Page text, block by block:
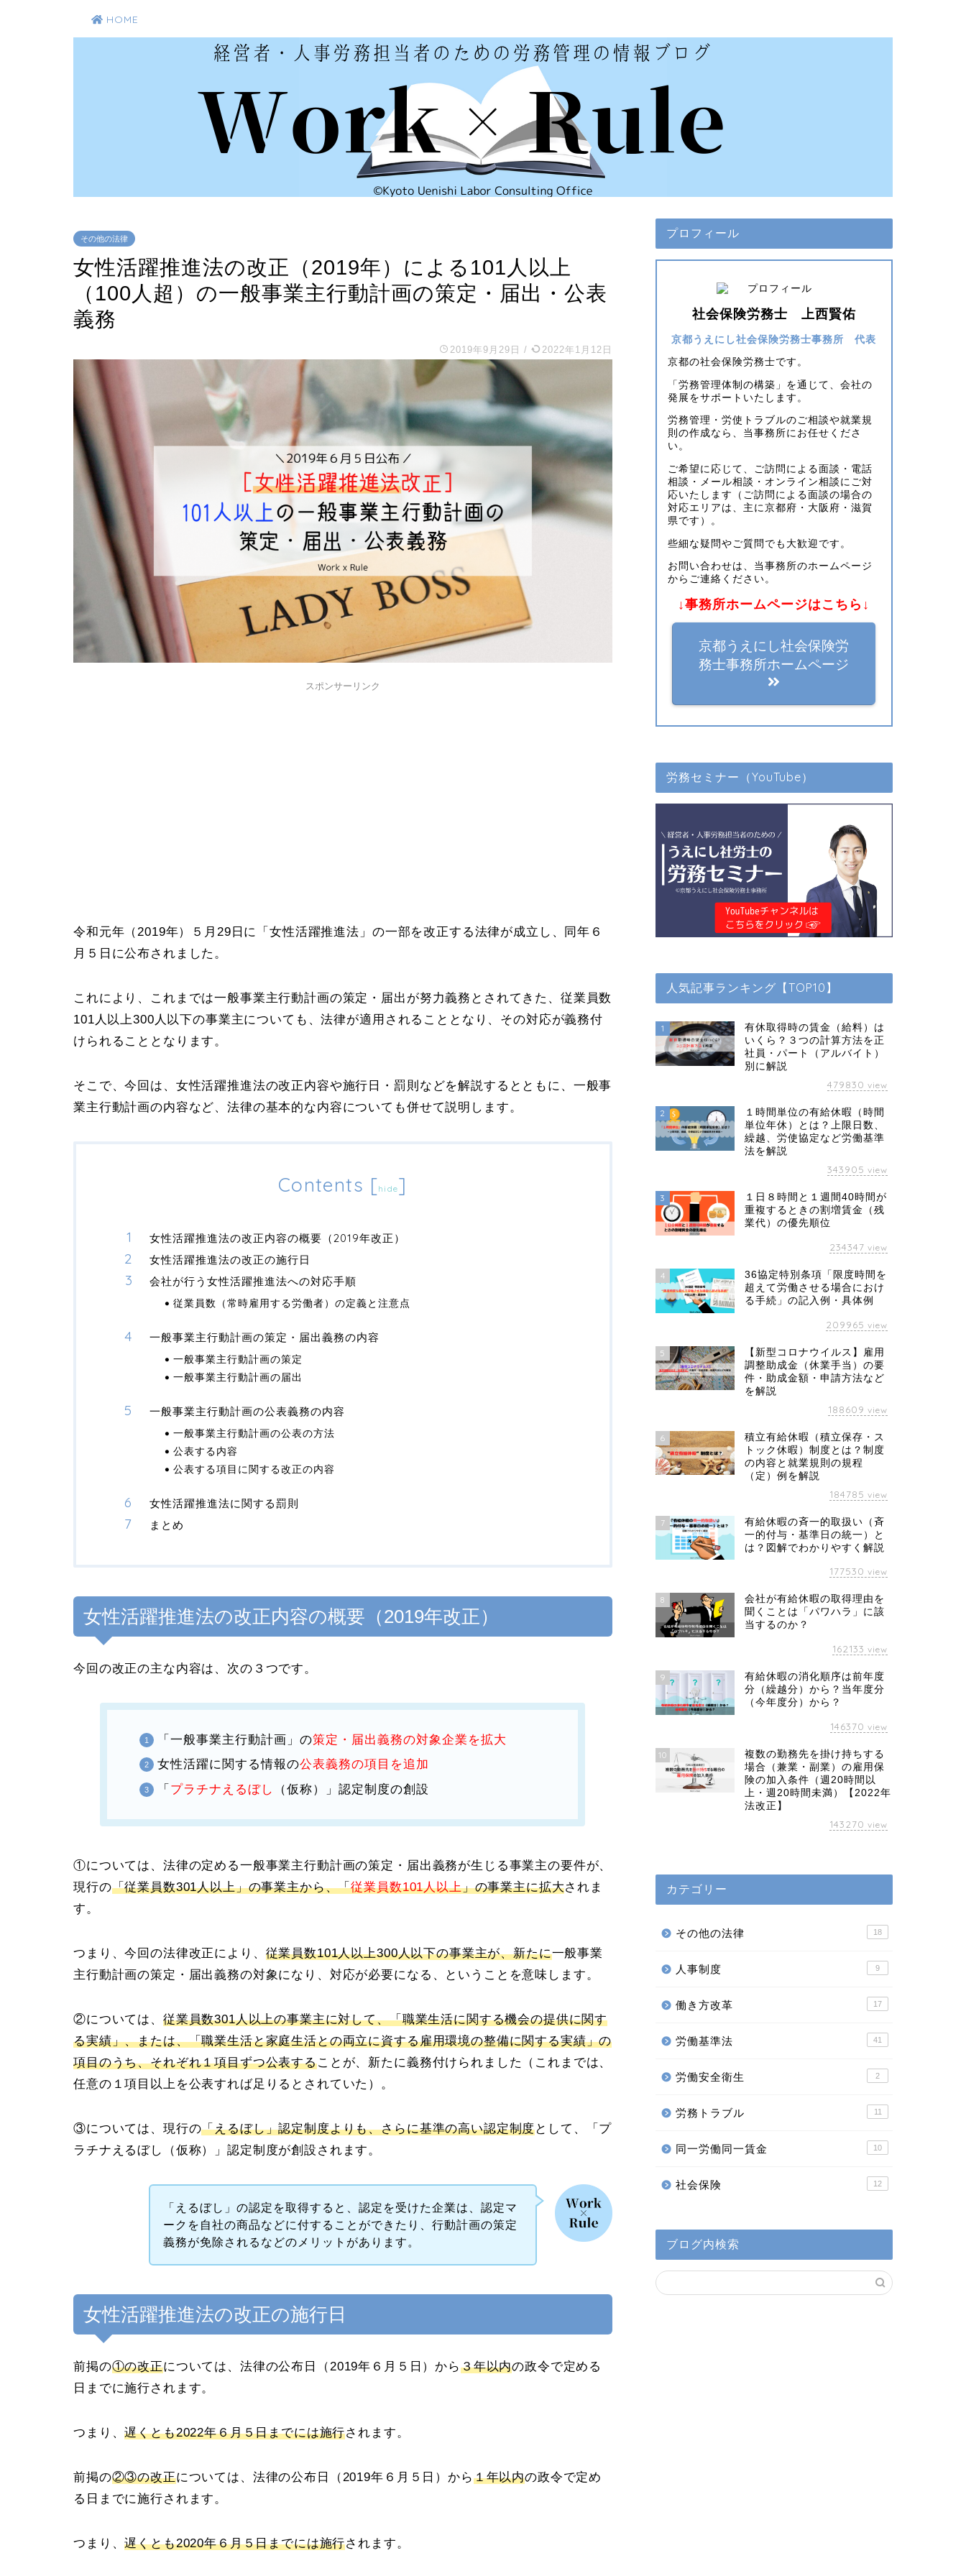
HOME
その他の法律
女性活躍推進法の改正（2019年）による101人以上
（100人超）の一般事業主行動計画の策定・届出・公表
義務
2019年9月29日 / 2022年1月12日
スポンサーリンク
令和元年（2019年）５月29日に「女性活躍推進法」の一部を改正する法律が成立し、同年６
月５日に公布されました。
これにより、これまでは一般事業主行動計画の策定・届出が努力義務とされてきた、従業員数
101人以上300人以下の事業主についても、法律が適用されることとなり、その対応が義務付
けられることとなります。
そこで、今回は、女性活躍推進法の改正内容や施行日・罰則などを解説するとともに、一般事
業主行動計画の内容など、法律の基本的な内容についても併せて説明します。
Contents [hide]
女性活躍推進法の改正内容の概要（2019年改正）
女性活躍推進法の改正の施行日
会社が行う女性活躍推進法への対応手順
従業員数（常時雇用する労働者）の定義と注意点
一般事業主行動計画の策定・届出義務の内容
一般事業主行動計画の策定
一般事業主行動計画の届出
一般事業主行動計画の公表義務の内容
一般事業主行動計画の公表の方法
公表する内容
公表する項目に関する改正の内容
女性活躍推進法に関する罰則
まとめ
女性活躍推進法の改正内容の概要（2019年改正）
今回の改正の主な内容は、次の３つです。
「一般事業主行動計画」の策定・届出義務の対象企業を拡大
女性活躍に関する情報の公表義務の項目を追加
「 プラチナえるぼし （仮称）」認定制度の創設
①については、法律の定める一般事業主行動計画の策定・届出義務が生じる事業主の要件が、
現行の「従業員数301人以上」の事業主から、「従業員数101人以上」の事業主に拡大されま
す。
つまり、今回の法律改正により、 従業員数101人以上300人以下の事業主が、新たに一般事業
主行動計画の策定・届出義務の対象になり、対応が必要になる、ということを意味します。
②については、 従業員数301人以上の事業主に対して、「職業生活に関する機会の提供に関す
る実績」、または、「職業生活と家庭生活との両立に資する雇用環境の整備に関する実績」の
項目のうち、それぞれ１項目ずつ公表することが、新たに義務付けられました（これまでは、
任意の１項目以上を公表すれば足りるとされていた）。
③については、現行の「えるぼし」認定制度よりも、さらに基準の高い認定制度として、「プ
ラチナえるぼし（仮称）」認定制度が創設されます。
「えるぼし」の認定を取得すると、認定を受けた企業は、認定マ
ークを自社の商品などに付することができたり、行動計画の策定
義務が免除されるなどのメリットがあります。
女性活躍推進法の改正の施行日
前掲の①の改正については、法律の公布日（2019年６月５日）から３年以内の政令で定める
日までに施行されます。
つまり、遅くとも2022年６月５日までには施行されます。
前掲の②③の改正については、法律の公布日（2019年６月５日）から１年以内の政令で定め
る日までに施行されます。
つまり、遅くとも2020年６月５日までには施行されます。
プロフィール
社会保険労務士 上西賢佑
京都うえにし社会保険労務士事務所 代表
京都の社会保険労務士です。
「労務管理体制の構築」を通じて、会社の
発展をサポートいたします。
労務管理・労使トラブルのご相談や就業規
則の作成なら、当事務所にお任せくださ
い。
ご希望に応じて、ご訪問による面談・電話
相談・メール相談・オンライン相談にご対
応いたします（ご訪問による面談の場合の
対応エリアは、主に京都府・大阪府・滋賀
県です）。
些細な疑問やご質問でも大歓迎です。
お問い合わせは、当事務所のホームページ
からご連絡ください。
↓事務所ホームページはこちら↓
京都うえにし社会保険労
務士事務所ホームページ
労務セミナー（YouTube）
人気記事ランキング【TOP10】
1
有休取得時の賃金（給料）は
いくら？３つの計算方法を正
社員・パート（アルバイト）
別に解説
479830 view
2
１時間単位の有給休暇（時間
単位年休）とは？上限日数、
繰越、労使協定など労働基準
法を解説
343905 view
3
１日８時間と１週間40時間が
重複するときの割増賃金（残
業代）の優先順位
234347 view
4
36協定特別条項「限度時間を
超えて労働させる場合におけ
る手続」の記入例・具体例
209965 view
5
【新型コロナウイルス】雇用
調整助成金（休業手当）の要
件・助成金額・申請方法など
を解説
188609 view
6
積立有給休暇（積立保存・ス
トック休暇）制度とは？制度
の内容と就業規則の規程
（定）例を解説
184785 view
7
有給休暇の斉一的取扱い（斉
一的付与・基準日の統一）と
は？図解でわかりやすく解説
177530 view
8
会社が有給休暇の取得理由を
聞くことは「パワハラ」に該
当するのか？
162133 view
9
有給休暇の消化順序は前年度
分（繰越分）から？当年度分
（今年度分）から？
146370 view
10
複数の勤務先を掛け持ちする
場合（兼業・副業）の雇用保
険の加入条件（週20時間以
上・週20時間未満）【2022年
法改正】
143270 view
カテゴリー
その他の法律 18
人事制度 9
働き方改革 17
労働基準法 41
労働安全衛生 2
労務トラブル 11
同一労働同一賃金 10
社会保険 12
ブログ内検索